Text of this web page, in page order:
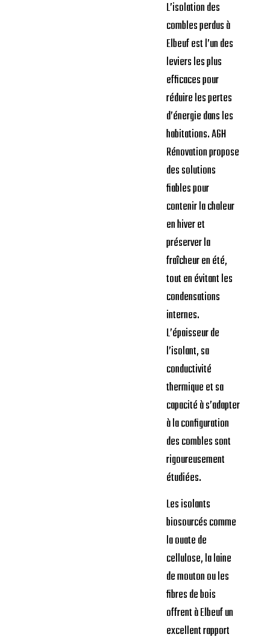
L’isolation des
combles perdus à
Elbeuf est l’un des
leviers les plus
efficaces pour
réduire les pertes
d’énergie dans les
habitations. AGH
Rénovation propose
des solutions
fiables pour
contenir la chaleur
en hiver et
préserver la
fraîcheur en été,
tout en évitant les
condensations
internes.
L’épaisseur de
l’isolant, sa
conductivité
thermique et sa
capacité à s’adapter
à la configuration
des combles sont
rigoureusement
étudiées.
Les isolants
biosourcés comme
la ouate de
cellulose, la laine
de mouton ou les
fibres de bois
offrent à Elbeuf un
excellent rapport